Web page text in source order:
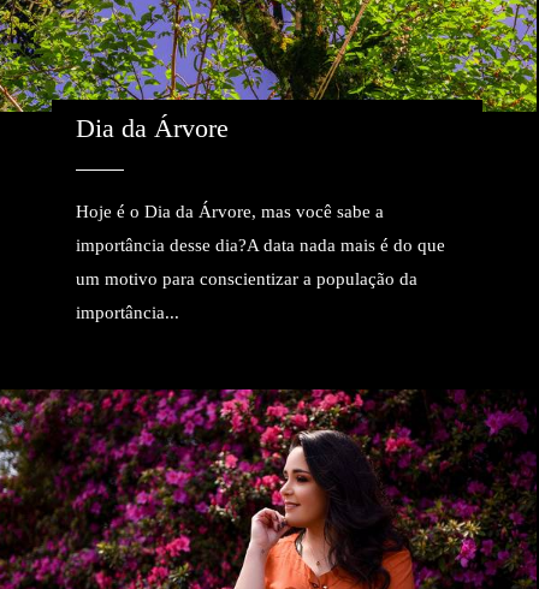
Dia da Árvore
Hoje é o Dia da Árvore, mas você sabe a
importância desse dia?A data nada mais é do que
um motivo para conscientizar a população da
importância...